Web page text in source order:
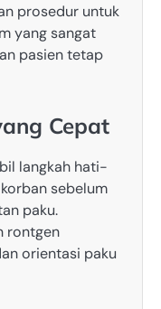
prosedur untuk
yang sangat
pasien tetap
Cepat
langkah hati-
sebelum
paku.
rontgen
orientasi paku